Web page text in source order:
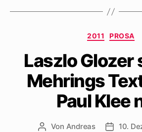
2011 PROSA
Laszlo
Mehrings
Paul Klee
Beitragsautor
Von Andreas
10.